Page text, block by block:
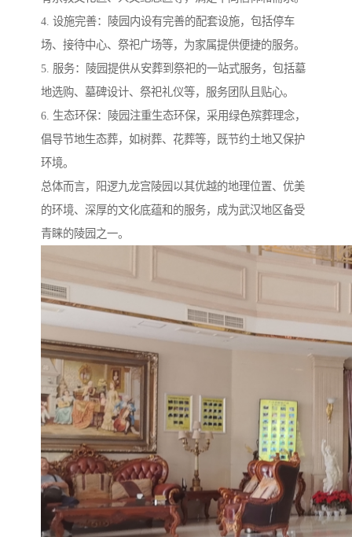
4. 设施完善：陵园内设有完善的配套设施，包括停车
场、接待中心、祭祀广场等，为家属提供便捷的服务。
5. 服务：陵园提供从安葬到祭祀的一站式服务，包括墓
地选购、墓碑设计、祭祀礼仪等，服务团队且贴心。
6. 生态环保：陵园注重生态环保，采用绿色殡葬理念，
倡导节地生态葬，如树葬、花葬等，既节约土地又保护
环境。
总体而言，阳逻九龙宫陵园以其优越的地理位置、优美
的环境、深厚的文化底蕴和的服务，成为武汉地区备受
青睐的陵园之一。